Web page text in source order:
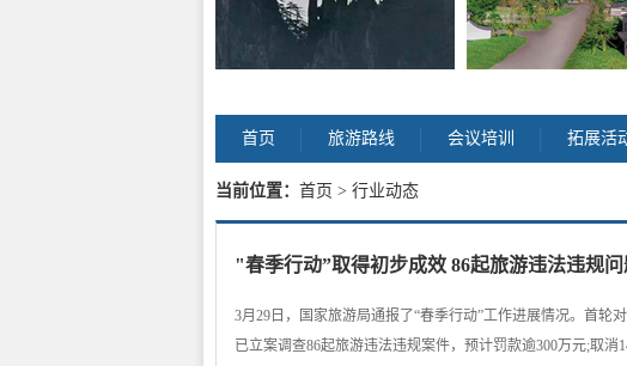
首页 旅游路线 会议培训 拓展活
当前位置： 首页 > 行业动态
"春季行动”取得初步成效 86起旅游违法违规
3月29日，国家旅游局通报了“春季行动”工作进展情况。首轮
已立案调查86起旅游违法违规案件，预计罚款逾300万元;取